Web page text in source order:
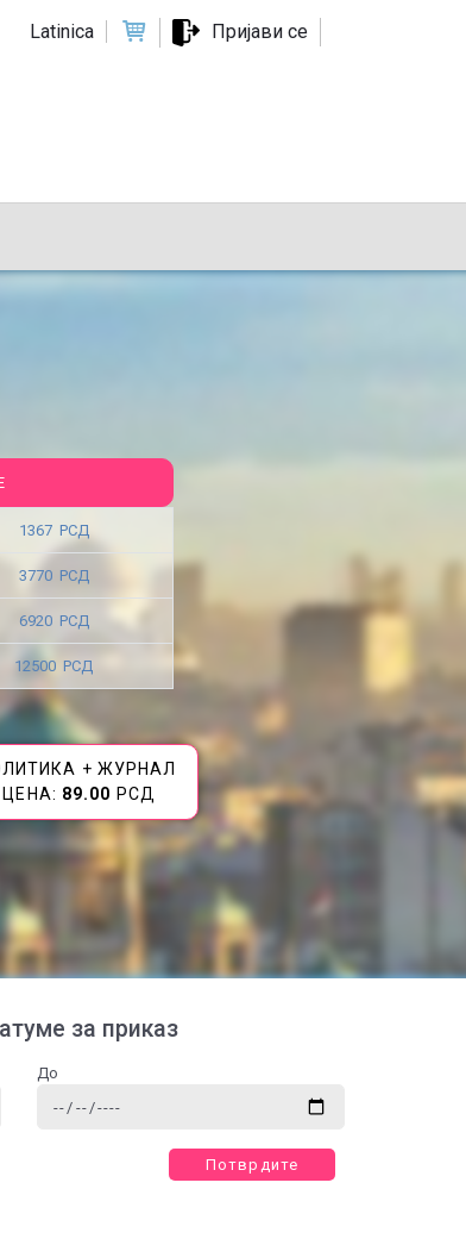
Latinica Пријави се
1367 РСД
3770 РСД
6920 РСД
12500 РСД
+ ЖУРНАЛ
ЦЕНА: 89.00 РСД
за приказ
До
Потврдите